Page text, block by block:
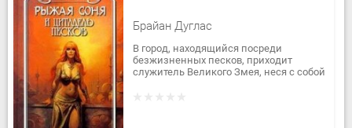
Брайан Дуглас
В город, находящийся посреди
безжизненных песков, приходит
служитель Великого Змея, неся с собой